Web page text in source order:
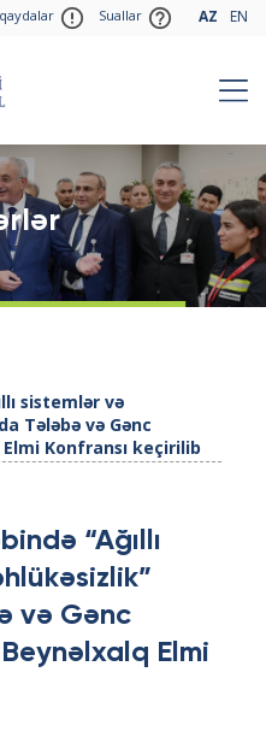
Suallar AZ EN
sistemlər və
Tələbə və Gənc
Elmi Konfransı keçirilib
“Ağıllı
və Gənc
Elmi